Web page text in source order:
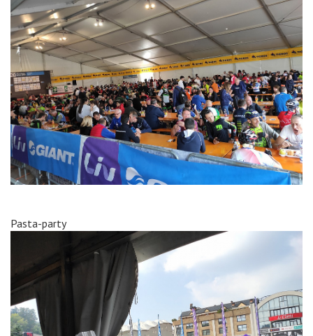
Pasta-party